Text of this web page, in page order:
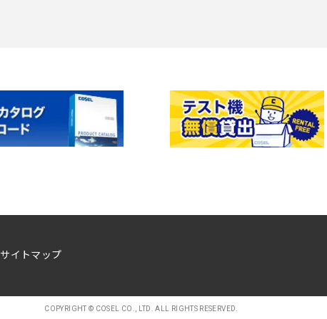
サイトマップ
COPYRIGHT © COSEL CO., LTD. ALL RIGHTS RESERVED.